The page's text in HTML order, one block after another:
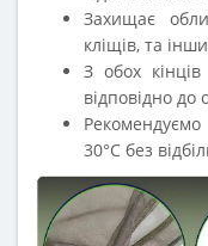
Захищає
кліщів, та
З обох
відповідно до
30°С без